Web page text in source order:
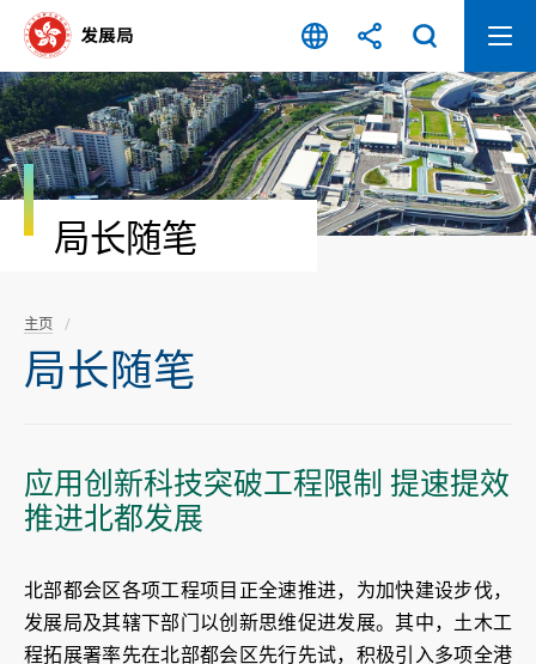
容
开
始
局长随笔
主页
局长随笔
应用创新科技突破工程限制 提速提效
推进北都发展
北部都会区各项工程项目正全速推进，为加快建设步伐，
发展局及其辖下部门以创新思维促进发展。其中，土木工
程拓展署率先在北部都会区先行先试，积极引入多项全港